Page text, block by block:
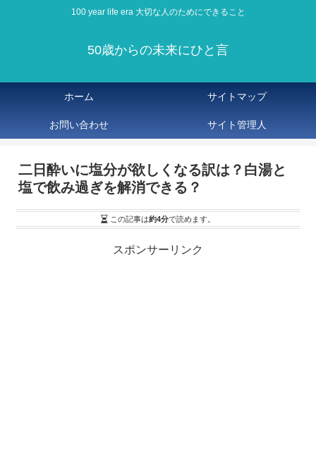
100 year life era 大切な人のためにできること
50歳からの未来にひと言
ホーム サイトマップ
お問い合わせ サイト管理人
二日酔いに塩分が欲しくなる訳は？白湯と
塩で飲み過ぎを解消できる？
この記事は約4分で読めます。
スポンサーリンク